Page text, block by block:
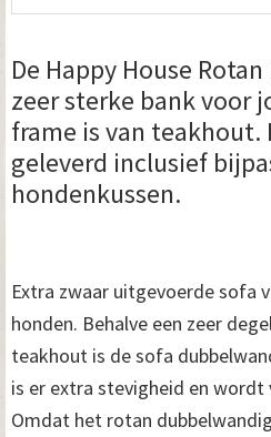
De Happy House
zeer sterke bank voor
frame is van teakhout.
geleverd inclusief
hondenkussen.
Extra zwaar uitgevoerde sofa
honden. Behalve een zeer
teakhout is de sofa
is er extra stevigheid en
Omdat het rotan